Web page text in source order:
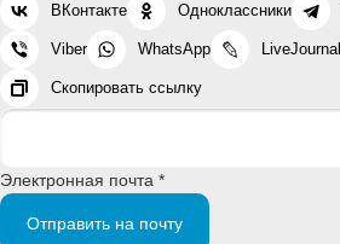
ВКонтакте Одноклассники
Viber WhatsApp LiveJournal
Скопировать ссылку
Электронная почта *
Отправить на почту